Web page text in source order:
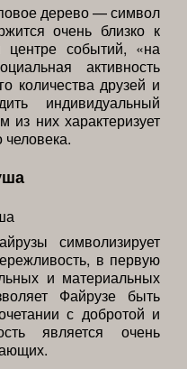
дерево — символ
очень близко к
событий, «на
активность
количества друзей и
индивидуальный
них характеризует
человека.
символизирует
в первую
и материальных
Файрузе быть
с добротой и
является очень